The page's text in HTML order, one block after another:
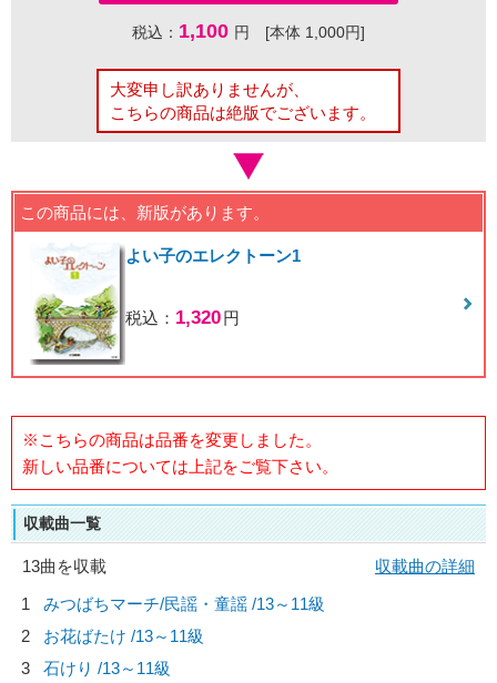
税込： 1,100 円 [本体 1,000円]
大変申し訳ありませんが、
こちらの商品は絶版でございます。
この商品には、新版があります。
よい子のエレクトーン1
税込： 1,320円
※こちらの商品は品番を変更しました。
新しい品番については上記をご覧下さい。
収載曲一覧
13曲を収載
収載曲の詳細
1
みつばちマーチ/民謡・童謡 /13～11級
2
お花ばたけ /13～11級
3
石けり /13～11級